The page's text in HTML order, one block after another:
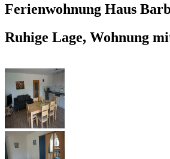
Ferienwohnung Haus
Ruhige Lage, Wohnung